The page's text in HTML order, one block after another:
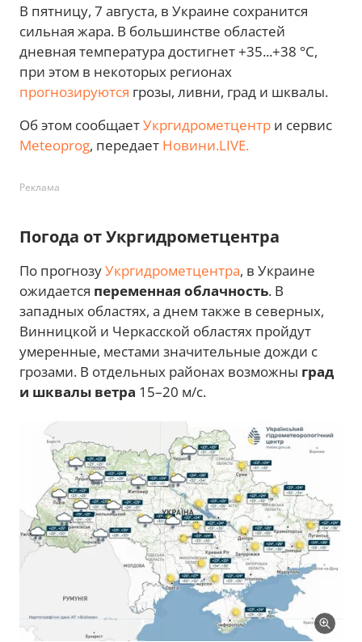
В пятницу, 7 августа, в Украине сохранится
сильная жара. В большинстве областей
дневная температура достигнет +35...+38 °C,
при этом в некоторых регионах
прогнозируются грозы, ливни, град и шквалы.
Об этом сообщаетУкргидрометцентр и сервис
Meteoprog, передает Новини.LIVE.
Реклама
Погода от Укргидрометцентра
По прогнозуУкргидрометцентра, в Украине
ожидается переменная облачность. В
западных областях, а днем также в северных,
Винницкой и Черкасской областях пройдут
умеренные, местами значительные дожди с
грозами. В отдельных районах возможны град
и шквалы ветра 15–20 м/с.